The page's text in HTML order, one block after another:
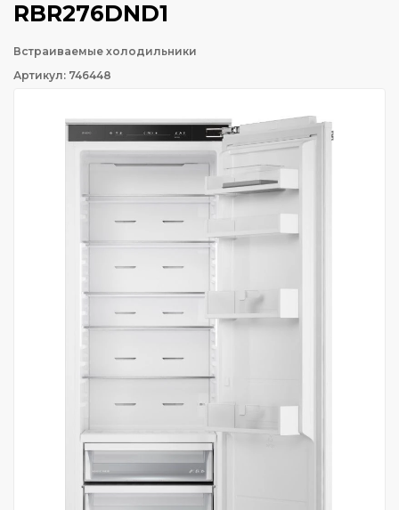
RBR276DND1
Встраиваемые холодильники
Артикул: 746448